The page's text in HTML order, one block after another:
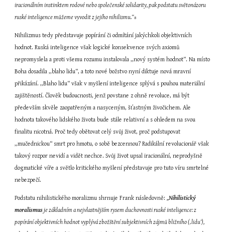
iracionálním instinktem rodové nebo společenské solidarity, pak podstatu světonázoru
ruské inteligence můžeme vyvodit z jejího nihilismu.“8
Nihilizmus tedy představuje popírání či odmítání jakýchkoli objektivních
hodnot. Ruská inteligence však logické konsekvence svých axiomů
nepromyslela a proti všemu rozumu instalovala ,,nový systém hodnot“. Na místo
Boha dosadila ,,blaho lidu“, a toto nové božstvo nyní diktuje nová mravní
přikázání. ,,Blaho lidu“ však v myšlení inteligence splývá s pouhou materiální
zajištěností. Člověk budoucnosti, jenž povstane z ohně revoluce, má být
především skvěle zaopatřeným a nasyceným, šťastným živočichem. Ale
hodnota takového lidského života bude stále relativní a s ohledem na svou
finalitu nicotná. Proč tedy obětovat celý svůj život, proč podstupovat
,,mučednickou“ smrt pro hmotu, o sobě bezcennou? Radikální revolucionář však
takový rozpor nevidí a vidět nechce. Svůj život upsal iracionální, neprodyšně
dogmatické víře a světlo kritického myšlení představuje pro tuto víru smrtelné
nebezpečí.
Podstatu nihilistického moralizmu shrnuje Frank následovně: ,,Nihilistický
moralismus je základním a nejvlastnějším rysem duchovnosti ruské inteligence: z
popírání objektivních hodnot vyplývá zbožštění subjektivních zájmů bližního (‚lidu‘),